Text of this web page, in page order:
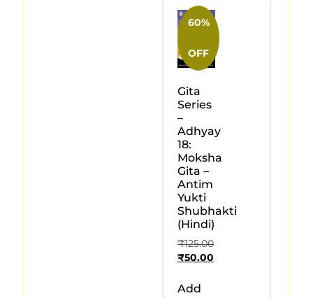
60%
OFF
Gita
Series
–
Adhyay
18:
Moksha
Gita –
Antim
Yukti
Shubhakti
(Hindi)
₹125.00
₹50.00
Add